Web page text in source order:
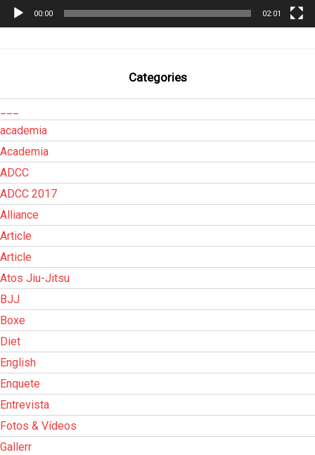
00:00 02:01
Categories
academia
Academia
ADCC
ADCC 2017
Alliance
Article
Article
Atos Jiu-Jitsu
BJJ
Boxe
Diet
English
Enquete
Entrevista
Fotos & Vídeos
Gallerr